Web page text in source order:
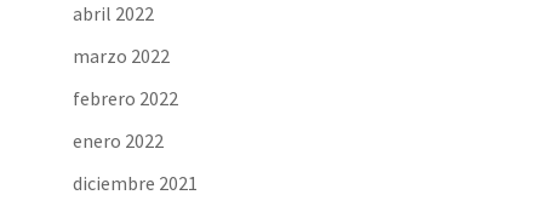
abril 2022
marzo 2022
febrero 2022
enero 2022
diciembre 2021